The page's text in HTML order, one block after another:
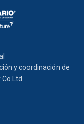
y coordinación de